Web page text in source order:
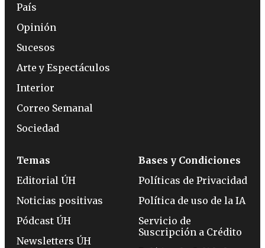
País
Opinión
Sucesos
Arte y Espectáculos
Interior
Correo Semanal
Sociedad
Temas
Editorial ÚH
Noticias positivas
Pódcast ÚH
Newsletters ÚH
Bases y Condiciones
Políticas de Privacidad
Política de uso de la IA
Servicio de
Suscripción a Crédito